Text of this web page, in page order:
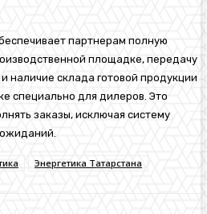
партнерам полную
площадке, передачу
наличие склада готовой продукции
специально для дилеров. Это
заказы, исключая систему
Энергетика Татарстана